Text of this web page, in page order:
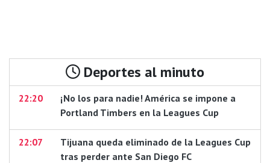
Deportes al minuto
22:20
¡No los para nadie! América se impone a
Portland Timbers en la Leagues Cup
22:07
Tijuana queda eliminado de la Leagues Cup
tras perder ante San Diego FC